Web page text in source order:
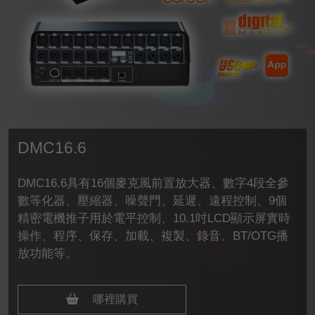
DMC16.6
DMC16.6具有16個麥克風前置放大器、數字4段全參
數等化器、壓縮器、噪聲門、延遲、遠程控制、9個
精密電機推子用於電平控制、10.1吋LCD顯示屏實時
操作、程序、保存、加載、複製、錄音、BT/OTG播
放功能等。
哪裡購買